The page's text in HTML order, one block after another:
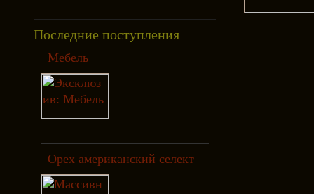
Последние поступления
Мебель
Орех американский селект